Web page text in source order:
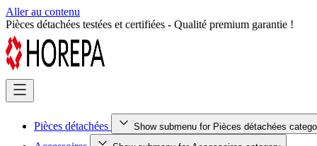
Aller au contenu
Retour facile sous 14 jours - Achetez en toute sérénité !
Pièces détachées Show submenu for Pièces détachées